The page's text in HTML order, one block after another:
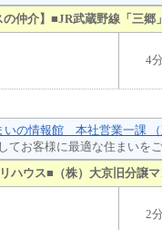
の仲介】■JR武蔵野線「三
4分
の情報館 本社営業一課 （
てお客様に最適な住まいを
ハウス■（株）大京旧分譲
2分